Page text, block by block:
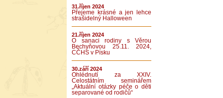
31.říjen 2024
Přejeme krásné a jen lehce
strašidelný Halloween
21.říjen 2024
O sanaci rodiny s Věrou
Bechyňovou 25.11. 2024,
CČHS v Písku
30.září 2024
Ohlédnutí za XXIV.
Celostátním seminářem
„Aktuální otázky péče o děti
separované od rodičů“